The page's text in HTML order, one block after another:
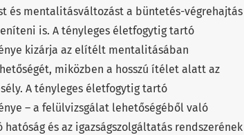
és mentalitásváltozást a büntetés-végrehajtás
is. A tényleges életfogytig tartó
kizárja az elítélt mentalitásában
miközben a hosszú ítélet alatt az
A tényleges életfogytig tartó
– a felülvizsgálat lehetőségéből való
és az igazságszolgáltatás rendszerének